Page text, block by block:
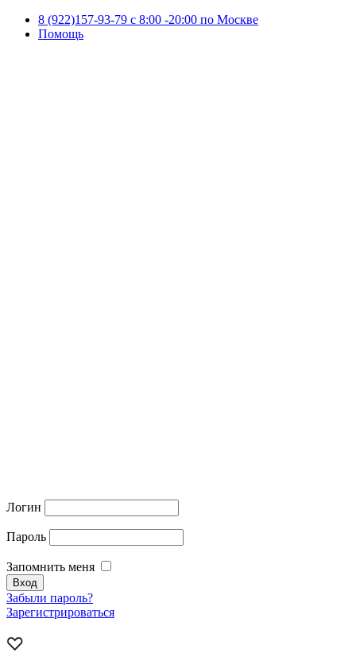
8 (922)157-93-79 c 8:00 -20:00 по Москве
Помощь
Логин
Пароль
Запомнить меня
Забыли пароль?
Зарегистрироваться